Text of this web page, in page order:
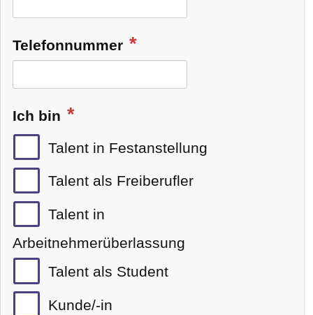
Telefonnummer
Ich bin
Talent in Festanstellung
Talent als Freiberufler
Talent in
Arbeitnehmerüberlassung
Talent als Student
Kunde/-in